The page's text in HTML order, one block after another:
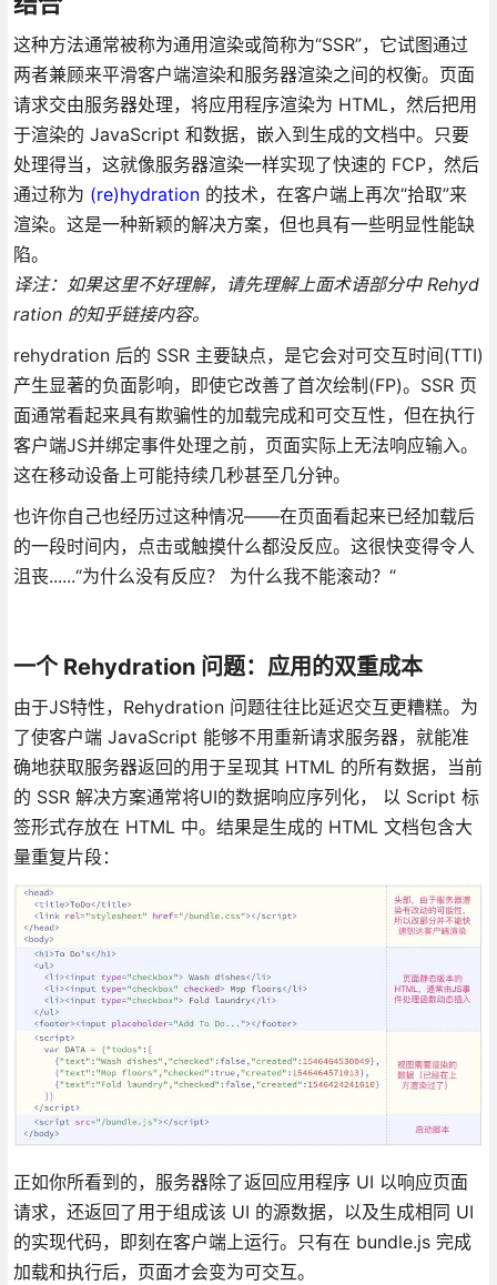
这种方法通常被称为通用渲染或简称为“SSR”，它试图通过
两者兼顾来平滑客户端渲染和服务器渲染之间的权衡。页面
请求交由服务器处理，将应用程序渲染为 HTML，然后把用
于渲染的 JavaScript 和数据，嵌入到生成的文档中。只要
处理得当，这就像服务器渲染一样实现了快速的 FCP，然后
通过称为 (re)hydration的技术，在客户端上再次“拾取”来
渲染。这是一种新颖的解决方案，但也具有一些明显性能缺
陷。
译注：如果这里不好理解，请先理解上面术语部分中 Rehyd
ration 的知乎链接内容。
rehydration 后的 SSR 主要缺点，是它会对可交互时间(TTI)
产生显著的负面影响，即使它改善了首次绘制(FP)。SSR 页
面通常看起来具有欺骗性的加载完成和可交互性，但在执行
客户端JS并绑定事件处理之前，页面实际上无法响应输入。
这在移动设备上可能持续几秒甚至几分钟。
也许你自己也经历过这种情况——在页面看起来已经加载后
的一段时间内，点击或触摸什么都没反应。这很快变得令人
沮丧......“为什么没有反应？ 为什么我不能滚动？“
一个 Rehydration 问题：应用的双重成本
由于JS特性，Rehydration 问题往往比延迟交互更糟糕。为
了使客户端 JavaScript 能够不用重新请求服务器，就能准
确地获取服务器返回的用于呈现其 HTML 的所有数据，当前
的 SSR 解决方案通常将UI的数据响应序列化， 以 Script 标
签形式存放在 HTML 中。结果是生成的 HTML 文档包含大
量重复片段：
正如你所看到的，服务器除了返回应用程序 UI 以响应页面
请求，还返回了用于组成该 UI 的源数据，以及生成相同 UI
的实现代码，即刻在客户端上运行。只有在 bundle.js 完成
加载和执行后，页面才会变为可交互。